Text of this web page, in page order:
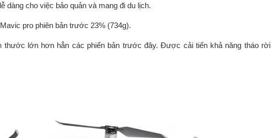
dàng cho việc bảo quản và mang đi du lịch.
pro phiên bản trước 23% (734g).
lớn hơn hẳn các phiển bản trước đây. Được cải tiến khả năng tháo rời